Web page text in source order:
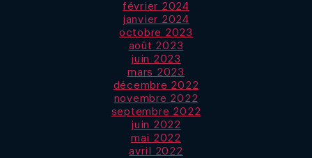
février 2024
janvier 2024
octobre 2023
août 2023
juin 2023
mars 2023
décembre 2022
novembre 2022
septembre 2022
juin 2022
mai 2022
avril 2022